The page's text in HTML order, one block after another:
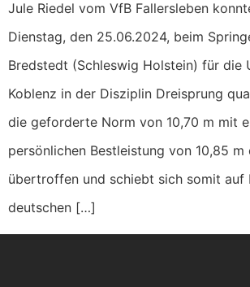
Jule Riedel vom VfB Fallersleben
Dienstag, den 25.06.2024, beim
Bredstedt (Schleswig Holstein) für die
Koblenz in der Disziplin Dreisprung
die geforderte Norm von 10,70 m mit
persönlichen Bestleistung von 10,85 m
übertroffen und schiebt sich somit auf
deutschen […]